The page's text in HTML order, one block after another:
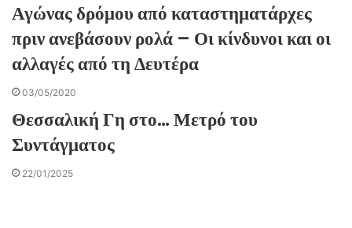
Αγώνας δρόμου από καταστηματάρχες
πριν ανεβάσουν ρολά – Οι κίνδυνοι και οι
αλλαγές από τη Δευτέρα
03/05/2020
Θεσσαλική Γη στο… Μετρό του
Συντάγματος
22/01/2025